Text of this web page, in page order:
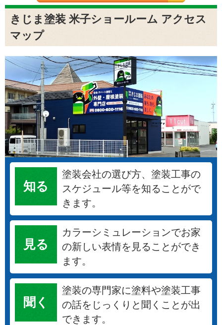
きじま塗装 米子ショールーム アクセス
マップ
知る
塗装会社の選び方、塗装工事の
スケジュール等を知ることがで
きます。
見る
カラーシミュレーションでお家
の新しい表情を見ることができ
ます。
聞く
塗装の専門家に塗料や塗装工事
の話をじっくりと聞くことが出
できます。